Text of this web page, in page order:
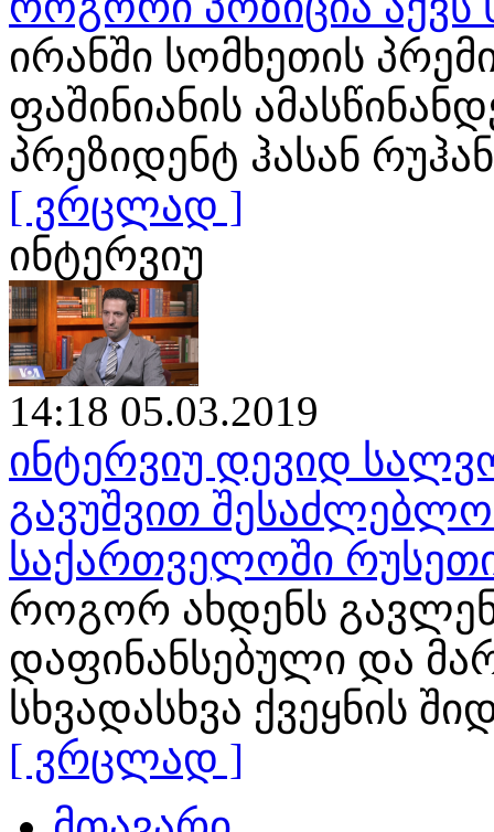
ირანში სომხეთის
ფაშინიანის
პრეზიდენტ ჰასან
[ ვრცლად ]
ინტერვიუ
14:18 05.03.2019
ინტერვიუ დევიდ
გავუშვით
საქართველოში
როგორ ახდენს
დაფინანსებული და
სხვადასხვა ქვეყნის
[ ვრცლად ]